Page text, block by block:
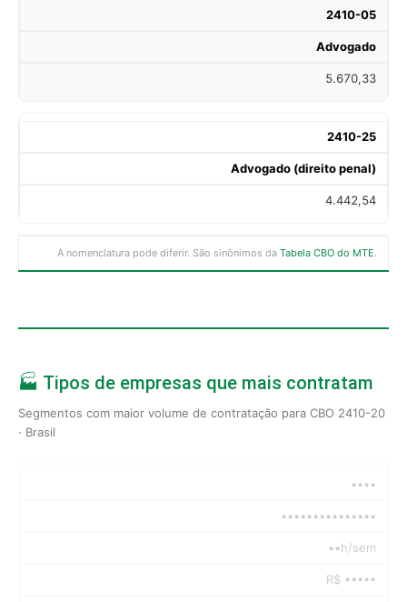
2410-05
Advogado
5.670,33
2410-25
Advogado (direito penal)
4.442,54
A nomenclatura pode diferir. São sinônimos da Tabela CBO do MTE.
🏭 Tipos de empresas que mais contratam
Segmentos com maior volume de contratação para CBO 2410-20
· Brasil
••••
•••••••••••••••
••h/sem
R$ •••••